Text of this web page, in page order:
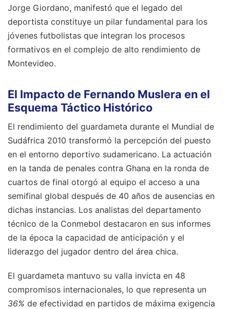
Jorge Giordano, manifestó que el legado del
deportista constituye un pilar fundamental para los
jóvenes futbolistas que integran los procesos
formativos en el complejo de alto rendimiento de
Montevideo.
El Impacto de Fernando Muslera en el
Esquema Táctico Histórico
El rendimiento del guardameta durante el Mundial de
Sudáfrica 2010 transformó la percepción del puesto
en el entorno deportivo sudamericano. La actuación
en la tanda de penales contra Ghana en la ronda de
cuartos de final otorgó al equipo el acceso a una
semifinal global después de 40 años de ausencias en
dichas instancias. Los analistas del departamento
técnico de la Conmebol destacaron en sus informes
de la época la capacidad de anticipación y el
liderazgo del jugador dentro del área chica.
El guardameta mantuvo su valla invicta en 48
compromisos internacionales, lo que representa un
36% de efectividad en partidos de máxima exigencia